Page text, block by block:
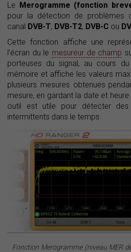
Le Merogramme (fonction
pour la détection de problèmes
canal DVB-T, DVB-T2, DVB-C ou
Cette fonction affiche une
l’écran du le mesureur de champ
porteuses du signal, au cours
mémoire et affiche les valeurs
plusieurs mesures obtenues
mesure, en gardant la date et
outil est utile pour détecter
intermittents dans le temps.
Fonction Merogramme (niveau MER